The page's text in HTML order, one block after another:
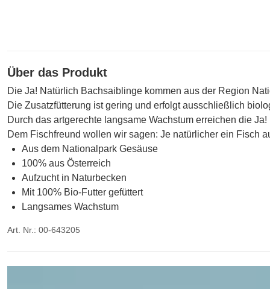
Über das Produkt
Die Ja! Natürlich Bachsaiblinge kommen aus der Region
Die Zusatzfütterung ist gering und erfolgt ausschließlich
Durch das artgerechte langsame Wachstum erreichen die
Dem Fischfreund wollen wir sagen: Je natürlicher ein Fisch
Aus dem Nationalpark Gesäuse
100% aus Österreich
Aufzucht in Naturbecken
Mit 100% Bio-Futter gefüttert
Langsames Wachstum
Art. Nr.: 00-643205